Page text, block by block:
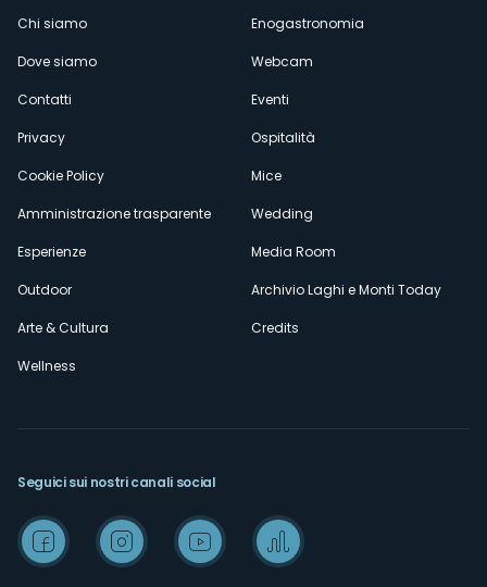
Menù
secondario
Chi siamo
Dove siamo
Contatti
Privacy
Cookie Policy
Amministrazione trasparente
Esperienze
Outdoor
Arte & Cultura
Wellness
Enogastronomia
Webcam
Eventi
Ospitalità
Mice
Wedding
Media Room
Archivio Laghi e Monti Today
Credits
Seguici sui nostri canali social